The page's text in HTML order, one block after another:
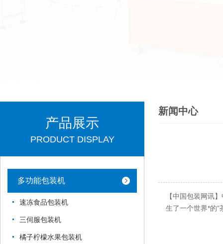
产品展示
PRODUCT DISPLAY
多功能包装机
速冻食品包装机
三伺服包装机
橘子柠檬水果包装机
新闻中心
【中国包装网讯
生了一个世界*的